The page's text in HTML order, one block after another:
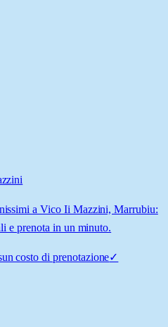
a Vico Ii Mazzini, Marrubiu:
e prenota in un minuto.
costo di prenotazione✓